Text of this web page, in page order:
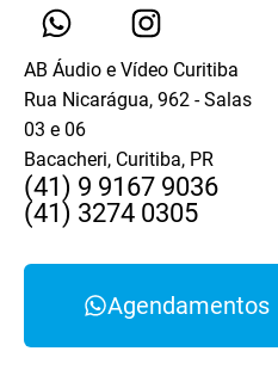
AB Áudio e Vídeo Curitiba
Rua Nicarágua, 962 - Salas
03 e 06
Bacacheri, Curitiba, PR
(41) 9 9167 9036
(41) 3274 0305
Agendamentos